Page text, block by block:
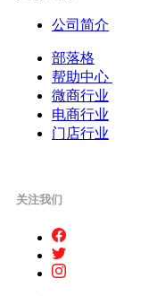
公司简介
部落格
帮助中心
微商行业
电商行业
门店行业
关注我们